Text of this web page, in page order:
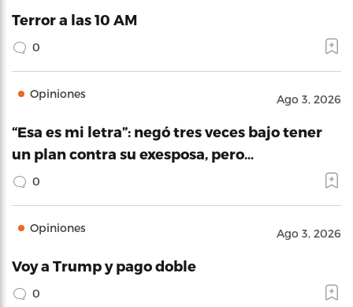
Terror a las 10 AM
0
Opiniones Ago 3, 2026
“Esa es mi letra”: negó tres veces bajo tener
un plan contra su exesposa, pero…
0
Opiniones Ago 3, 2026
Voy a Trump y pago doble
0